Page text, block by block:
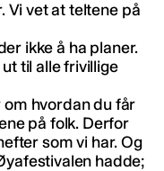
Vi vet at teltene på
ikke å ha planer.
til alle frivillige
om hvordan du får
på folk. Derfor
som vi har. Og
hadde;